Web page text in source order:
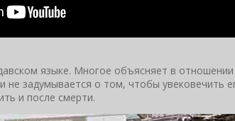
языке. Многое объясняет в отношении
задумывается о том, чтобы увековечить
и после смерти.